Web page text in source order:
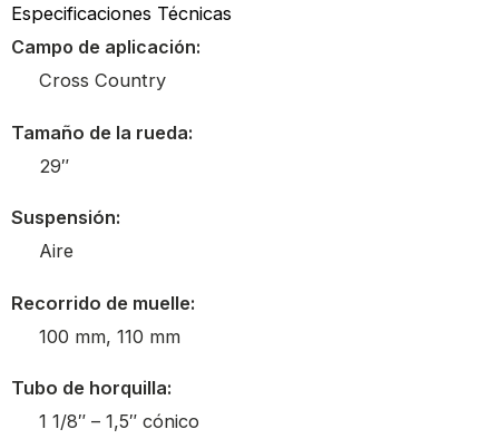
Especificaciones Técnicas
Campo de aplicación:
Cross Country
Tamaño de la rueda:
29″
Suspensión:
Aire
Recorrido de muelle:
100 mm, 110 mm
Tubo de horquilla:
1 1/8″ – 1,5″ cónico